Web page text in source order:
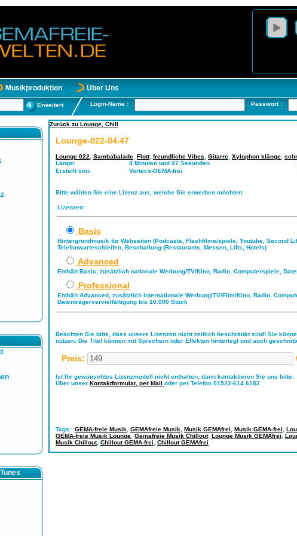
Musikproduktion Über Uns
Erweitert Login-Name : Passwort :
Zurück zu Lounge, Chill
Lounge-022-04.47
Lounge 022 Sambabalade Flott, freundliche Vibes Gitarre Xylophon klänge
Länge:
4 Minuten und 47 Sekunden
Erstellt von:
Vortecs-GEMA-frei
Bitte wählen Sie eine Lizenz aus, welche Sie erwerben möchten:
Lizenzen:
Basic
Hintergrundmusik für Webseiten (Podcasts, Flashfilme/spiele, Youtube, Second
Telefonwarteschleifen, Beschallung (Restaurants, Messen, Lifts, Hotels)
Advanced
Enthält Basic, zusätzlich nationale Werbung/TV/Kino, Radio, Computerspiele,
Professional
Enthält Advanced, zusätzlich internationale Werbung/TV/Film/Kino, Radio,
Datenträgervervielfältigung bis 10.000 Stück
Beachten Sie bitte, dass unsere Lizenzen nicht zeitlich beschränkt sind! Sie
nutzen. Die Titel können mit Sprechern oder Effekten hinterlegt und auch
Preis:
Ist Ihr gewünschtes Lizenzmodell nicht enthalten, dann kontaktieren Sie uns bitte:
Über unser Kontaktformular, per Mail oder per Telefon 01522-614 6182
Tags: GEMA-freie Musik GEMAfreie Musik Musik GEMAfrei Musik GEMA-frei
GEMA-freie Musik Lounge Gemafreie Musik Chillout, Lounge Musik GEMAfrei
Musik Chillout, Chillout GEMA-frei Chillout GEMAfrei